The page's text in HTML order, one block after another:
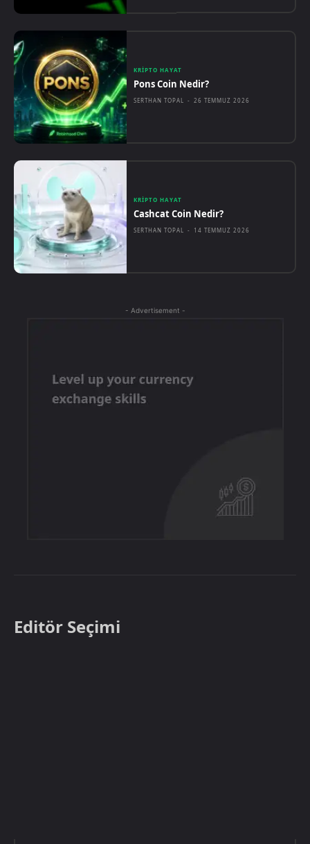
KRIPTO HAYAT
Pons Coin Nedir?
SERTHAN TOPAL - 26 TEMMUZ 2026
KRIPTO HAYAT
Cashcat Coin Nedir?
SERTHAN TOPAL - 14 TEMMUZ 2026
- Advertisement -
Editör Seçimi